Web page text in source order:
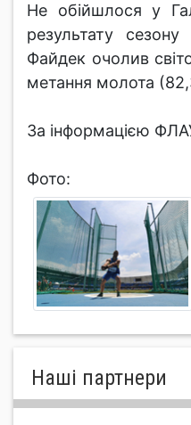
Не обійшлося у
результату
Файдек очолив
метання молота
За інформацією
Фото:
Нашi партнери